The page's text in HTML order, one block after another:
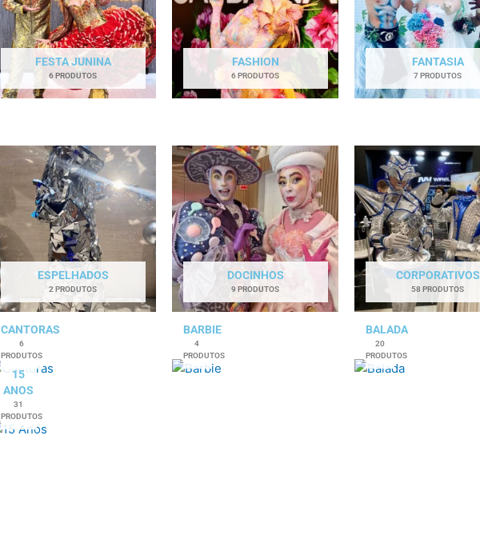
FESTA JUNINA
6 PRODUTOS
FASHION
6 PRODUTOS
FANTASIA
7 PRODUTOS
ESPELHADOS
2 PRODUTOS
DOCINHOS
9 PRODUTOS
CORPORATIVOS
58 PRODUTOS
CANTORAS
6
PRODUTOS
BARBIE
4
PRODUTOS
BALADA
20
PRODUTOS
15
ANOS
31
PRODUTOS